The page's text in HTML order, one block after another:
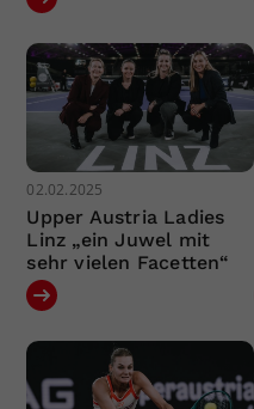
02.02.2025
Upper Austria Ladies
Linz „ein Juwel mit
sehr vielen Facetten“